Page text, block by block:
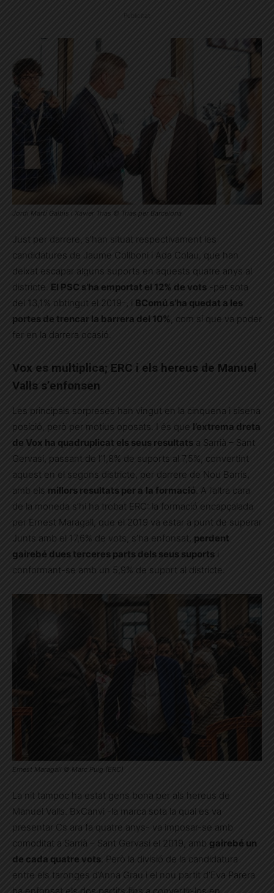
Jordi Martí Galbis i Xavier Trias © Trias per Barcelona
Just per darrere, s’han situat respectivament les
candidatures de Jaume Collboni i Ada Colau, que han
deixat escapar alguns suports en aquests quatre anys al
districte. El PSC s’ha emportat el 12% de vots -per sota
del 13,1% obtingut el 2019-, i BComú s’ha quedat a les
portes de trencar la barrera del 10% , com sí que va poder
fer en la darrera ocasió.
Vox es multiplica; ERC i els hereus de Manuel
Valls s’enfonsen
Les principals sorpreses han vingut en la cinquena i sisena
posició, però per motius oposats. I és que l’extrema dreta
de Vox ha quadruplicat els seus resultats a Sarrià – Sant
Gervasi, passant de l’1,8% de suports al 7,5%, convertint
aquest en el segons districte, per darrere de Nou Barris,
amb els millors resultats per a la formació. A l’altra cara
de la moneda s’hi ha trobat ERC: la formació encapçalada
per Ernest Maragall, que el 2019 va estar a punt de superar
Junts amb el 17,6% de vots, s’ha enfonsat, perdent
gairebé dues terceres parts dels seus suports
conformant-se amb un 5,9% de suport al districte.
Ernest Maragall © Marc Puig (ERC)
La nit tampoc ha estat gens bona per als hereus de
Manuel Valls. BxCanvi -la marca sota la qual es va
presentar Cs ara fa quatre anys- va imposar-se amb
comoditat a Sarrià – Sant Gervasi el 2019, amb gairebé un
de cada quatre vots. Però la divisió de la candidatura
entre els taronges d’Anna Grau i el nou partit d’Eva Parera